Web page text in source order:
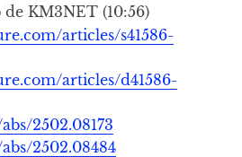
KM3NET (10:56)
articles/s41586-
articles/d41586-
2502.08173
2502.08484